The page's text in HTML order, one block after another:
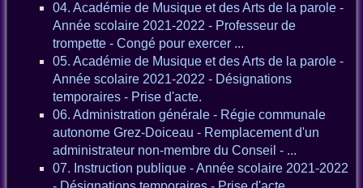
04. Académie de Musique et des Arts de la parole -
Année scolaire 2021-2022 - Professeur de
trompette - Congé pour exercer ...
05. Académie de Musique et des Arts de la parole -
Année scolaire 2021-2022 - Désignations
temporaires - Prise d'acte.
06. Administration générale - Régie communale
autonome Grez-Doiceau - Remplacement d'un
administrateur non-membre du Conseil - ...
07. Instruction publique - Année scolaire 2021-2022